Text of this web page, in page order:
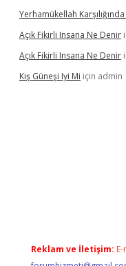
Yerhamükellah
Açık Fikirli Insana Ne Denir
Açık Fikirli Insana Ne Denir
Kış Güneşi Iyi Mi için admin
Reklam ve İletişim: